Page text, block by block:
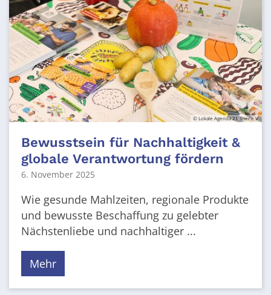
© Lokale Agenda 21 Trier e.V.
Bewusstsein für Nachhaltigkeit &
globale Verantwortung fördern
6. November 2025
Wie gesunde Mahlzeiten, regionale Produkte
und bewusste Beschaffung zu gelebter
Nächstenliebe und nachhaltiger ...
Mehr